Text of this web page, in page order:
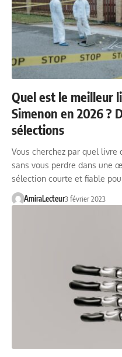
Quel est le meilleur
Simenon en 2026 ?
sélections
Vous cherchez par quel livre
sans vous perdre dans une
sélection courte et fiable
AmiraLecteur3 février 2023